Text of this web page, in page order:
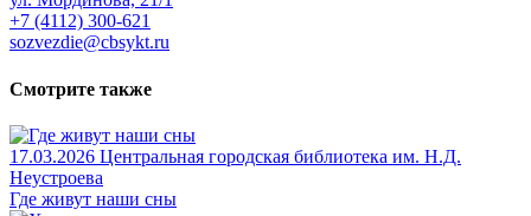
+7 (4112) 300-621
sozvezdie@cbsykt.ru
Смотрите также
17.03.2026 Центральная городская библиотека им. Н.Д.
Неустроева
Где живут наши сны